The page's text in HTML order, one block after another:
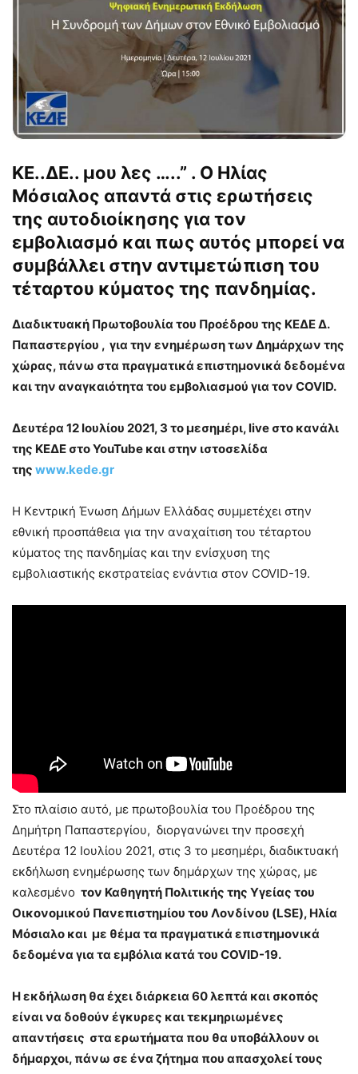
ΚΕ..ΔΕ.. μου λες …..” . Ο Ηλίας
Μόσιαλος απαντά στις ερωτήσεις
της αυτοδιοίκησης για τον
εμβολιασμό και πως αυτός μπορεί να
συμβάλλει στην αντιμετώπιση του
τέταρτου κύματος της πανδημίας.
Διαδικτυακή Πρωτοβουλία του Προέδρου της ΚΕΔΕ Δ.
Παπαστεργίου , για την ενημέρωση των Δημάρχων της
χώρας, πάνω στα πραγματικά επιστημονικά δεδομένα
και την αναγκαιότητα του εμβολιασμού για τον COVID.
Δευτέρα 12 Ιουλίου 2021, 3 το μεσημέρι, live στο κανάλι
της ΚΕΔΕ στο YouTube και στην ιστοσελίδα
της www.kede.gr
Η Κεντρική Ένωση Δήμων Ελλάδας συμμετέχει στην
εθνική προσπάθεια για την αναχαίτιση του τέταρτου
κύματος της πανδημίας και την ενίσχυση της
εμβολιαστικής εκστρατείας ενάντια στον COVID-19.
Στο πλαίσιο αυτό, με πρωτοβουλία του Προέδρου της
Δημήτρη Παπαστεργίου, διοργανώνει την προσεχή
Δευτέρα 12 Ιουλίου 2021, στις 3 το μεσημέρι, διαδικτυακή
εκδήλωση ενημέρωσης των δημάρχων της χώρας, με
καλεσμένο τον Καθηγητή Πολιτικής της Υγείας του
Οικονομικού Πανεπιστημίου του Λονδίνου (LSE), Ηλία
Μόσιαλο και με θέμα τα πραγματικά επιστημονικά
δεδομένα για τα εμβόλια κατά του COVID-19.
H εκδήλωση θα έχει διάρκεια 60 λεπτά και σκοπός
είναι να δοθούν έγκυρες και τεκμηριωμένες
απαντήσεις στα ερωτήματα που θα υποβάλλουν οι
δήμαρχοι, πάνω σε ένα ζήτημα που απασχολεί τους